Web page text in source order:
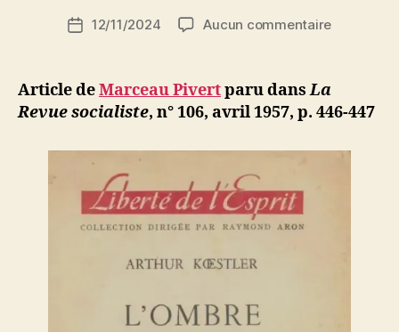
N
ji
Date12/11/2024 Aucun commentairesur
Arthur
Koestler,
Article deMarceau Pivertparu dansLa
Revue socialiste, n° 106, avril 1957, p. 446-447